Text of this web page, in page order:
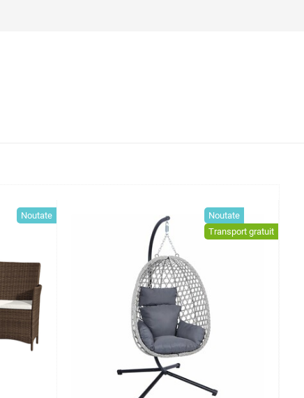
Noutate
Noutate
Transport gratuit